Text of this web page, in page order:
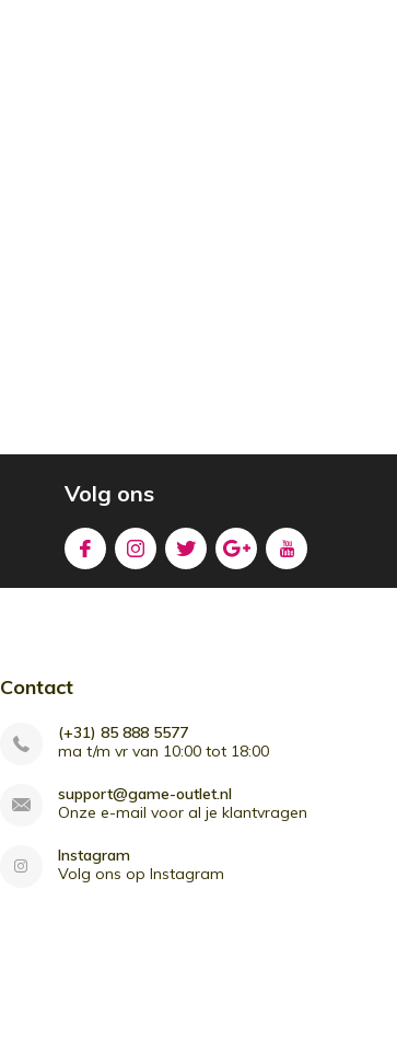
Volg ons
Contact
(+31) 85 888 5577
ma t/m vr van 10:00 tot 18:00
support@game-outlet.nl
Onze e-mail voor al je klantvragen
Instagram
Volg ons op Instagram